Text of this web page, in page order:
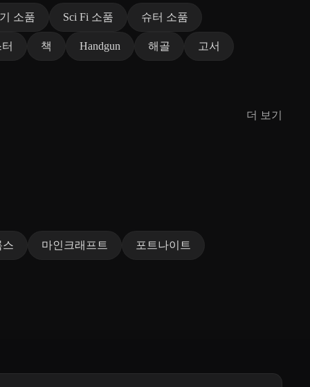
소품 Sci Fi 소품 슈터 소품
책 Handgun 해골 고서
더 보기
스 마인크래프트 포트나이트